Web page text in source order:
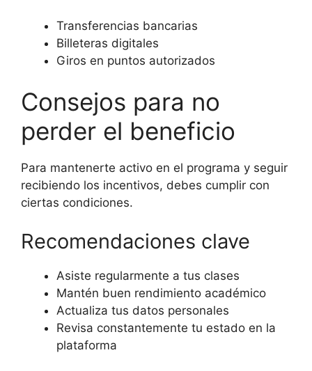
Transferencias bancarias
Billeteras digitales
Giros en puntos autorizados
Consejos para no
perder el beneficio
Para mantenerte activo en el programa y seguir
recibiendo los incentivos, debes cumplir con
ciertas condiciones.
Recomendaciones clave
Asiste regularmente a tus clases
Mantén buen rendimiento académico
Actualiza tus datos personales
Revisa constantemente tu estado en la
plataforma